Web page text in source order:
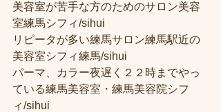
美容室が苦手な方のためのサロン美容
室練馬シフィ/sihui
リピータが多い練馬サロン練馬駅近の
美容室シフィ練馬/sihui
パーマ、カラー夜遅く２２時までやっ
ている練馬美容室・練馬美容院シフ
ィ/sihui